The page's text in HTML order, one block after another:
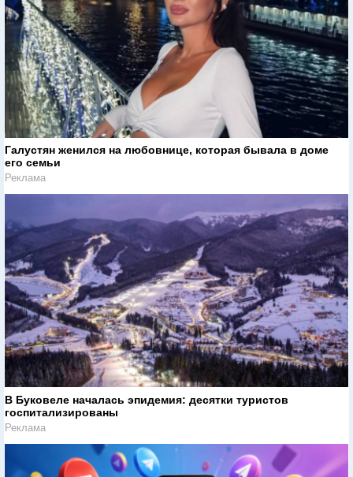
Галустян женился на любовнице, которая бывала в доме
его семьи
Реклама
В Буковеле началась эпидемия: десятки туристов
госпитализированы
Реклама